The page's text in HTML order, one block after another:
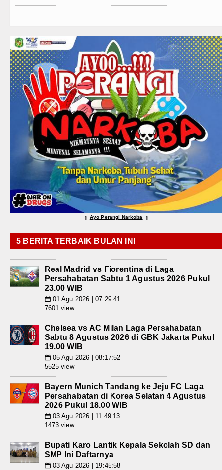
⇑ Ayo Perangi Narkoba ⇑
5 BERITA TERBAIK BULAN INI
Real Madrid vs Fiorentina di Laga
Persahabatan Sabtu 1 Agustus 2026 Pukul
23.00 WIB
📅 01 Agu 2026 | 07:29:41
7601 view
Chelsea vs AC Milan Laga Persahabatan
Sabtu 8 Agustus 2026 di GBK Jakarta Pukul
19.00 WIB
📅 05 Agu 2026 | 08:17:52
5525 view
Bayern Munich Tandang ke Jeju FC Laga
Persahabatan di Korea Selatan 4 Agustus
2026 Pukul 18.00 WIB
📅 03 Agu 2026 | 11:49:13
1473 view
Bupati Karo Lantik Kepala Sekolah SD dan
SMP Ini Daftarnya
📅 03 Agu 2026 | 19:45:58